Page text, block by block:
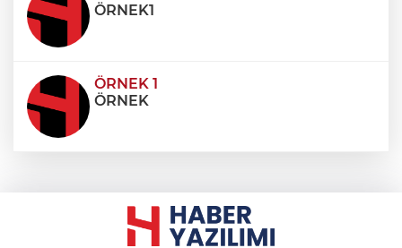
ÖRNEK1
ÖRNEK 1
ÖRNEK